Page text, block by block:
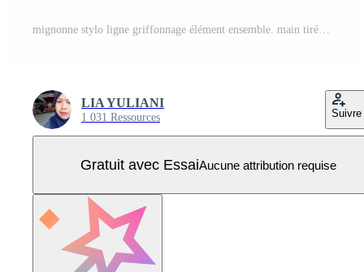
mignonne stylo ligne griffonnage élément ensemble. main tiré griffonnages qui consiste de cœurs, flèches, gribouillis, fleurs, peindre, étoiles, papillons et collines. Vecteur Pro
LIA YULIANI
1 031 Ressources Suivre
Gratuit avec EssaiAucune attribution requise